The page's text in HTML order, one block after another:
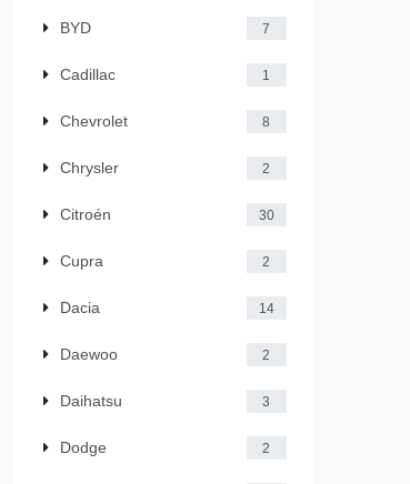
BYD 7
Cadillac 1
Chevrolet 8
Chrysler 2
Citroén 30
Cupra 2
Dacia 14
Daewoo 2
Daihatsu 3
Dodge 2